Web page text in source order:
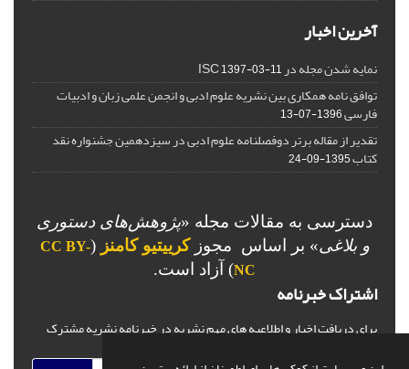
آخرین اخبار
نمایه شدن مجله در ISC1397-03-11
توافق نامه همکاری بین نشریه علوم ادبی و انجمن علمی زبان و ادبیات
فارسی1396-07-13
تقدیر از مقاله برتر دوفصلنامه علوم ادبی در سیزدهمین جشنواره نقد
کتاب1395-09-24
دسترسی به مقالات مجله «پژوهش‌های دستوری
و بلاغی» بر اساس مجوزکرییتیو کامنز (
CC BY-
NC) آزاد است.
اشتراک خبرنامه
برای دریافت اخبار و اطلاعیه های مهم نشریه در خبرنامه نشریه مشترک